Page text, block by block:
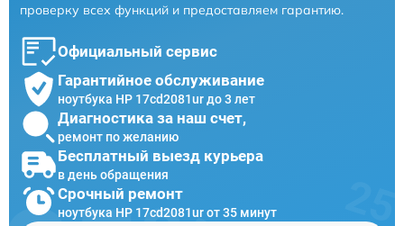
проверку всех функций и предоставляем гарантию.
Официальный сервис
Гарантийное обслуживание
ноутбука HP 17cd2081ur до 3 лет
Диагностика за наш счет,
ремонт по желанию
Бесплатный выезд курьера
в день обращения
Срочный ремонт
ноутбука HP 17cd2081ur от 35 минут